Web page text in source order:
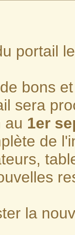
portail
bons
sera
au 1er
de
la